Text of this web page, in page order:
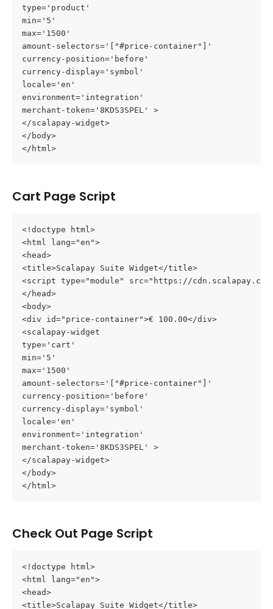
type='product'
min='5'
max='1500'
amount-selectors='["#price-container"]'
currency-position='before'
currency-display='symbol'
locale='en'
environment='integration'
merchant-token='8KDS3SPEL' >
</scalapay-widget>
</body>
</html>
Cart Page Script
<!doctype html>
<html lang="en">
<head>
<title>Scalapay Suite Widget</title>
<script type="module" src="https://
</head>
<body>
<div id="price-container">€ 100.00</div>
<scalapay-widget
type='cart'
min='5'
max='1500'
amount-selectors='["#price-container"]'
currency-position='before'
currency-display='symbol'
locale='en'
environment='integration'
merchant-token='8KDS3SPEL' >
</scalapay-widget>
</body>
</html>
Check Out Page Script
<!doctype html>
<html lang="en">
<head>
<title>Scalapay Suite Widget</title>